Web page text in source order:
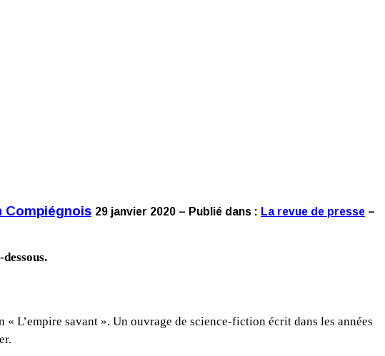
Compiégnois 29 janvier 2020 – Publié dans : La revue de presse –
L’empire savant ». Un ouvrage de science-fiction écrit dans les années